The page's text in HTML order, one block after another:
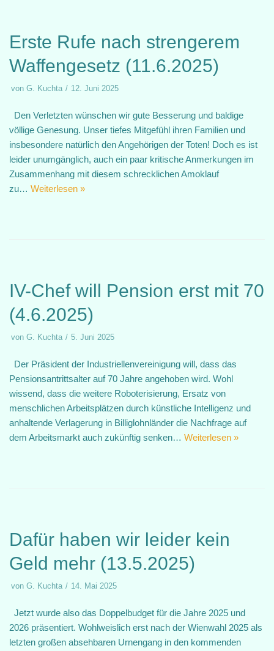
Erste Rufe nach strengerem
Waffengesetz (11.6.2025)
von G. Kuchta 12. Juni 2025
Den Verletzten wünschen wir gute Besserung und baldige
völlige Genesung. Unser tiefes Mitgefühl ihren Familien und
insbesondere natürlich den Angehörigen der Toten! Doch es ist
leider unumgänglich, auch ein paar kritische Anmerkungen im
Zusammenhang mit diesem schrecklichen Amoklauf
zu… Weiterlesen »
IV-Chef will Pension erst mit 70
(4.6.2025)
von G. Kuchta 5. Juni 2025
Der Präsident der Industriellenvereinigung will, dass das
Pensionsantrittsalter auf 70 Jahre angehoben wird. Wohl
wissend, dass die weitere Roboterisierung, Ersatz von
menschlichen Arbeitsplätzen durch künstliche Intelligenz und
anhaltende Verlagerung in Billiglohnländer die Nachfrage auf
dem Arbeitsmarkt auch zukünftig senken… Weiterlesen »
Dafür haben wir leider kein
Geld mehr (13.5.2025)
von G. Kuchta 14. Mai 2025
Jetzt wurde also das Doppelbudget für die Jahre 2025 und
2026 präsentiert. Wohlweislich erst nach der Wienwahl 2025 als
letzten großen absehbaren Urnengang in den kommenden